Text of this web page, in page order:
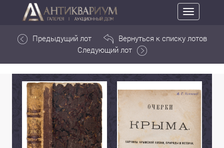
Toggle
navigation
Предыдущий лот
Вернуться к списку лотов
Следующий лот